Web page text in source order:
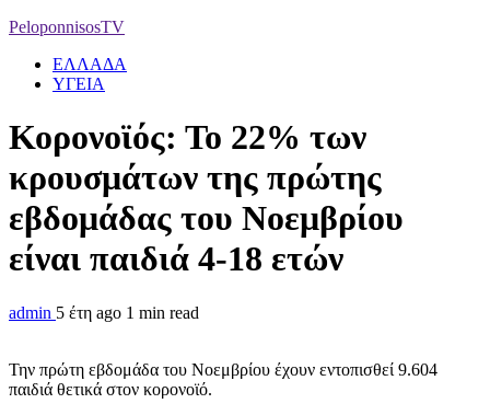
PeloponnisosTV
ΕΛΛΑΔΑ
ΥΓΕΙΑ
Κορονοϊός: Το 22% των
κρουσμάτων της πρώτης
εβδομάδας του Νοεμβρίου
είναι παιδιά 4-18 ετών
admin 5 έτη ago 1 min read
Την πρώτη εβδομάδα του Νοεμβρίου έχουν εντοπισθεί 9.604
παιδιά θετικά στον κορονοϊό.